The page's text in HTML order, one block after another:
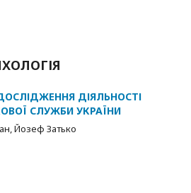
ДІЯЛЬНОСТІ
СЛУЖБИ УКРАЇНИ
Йозеф Затько